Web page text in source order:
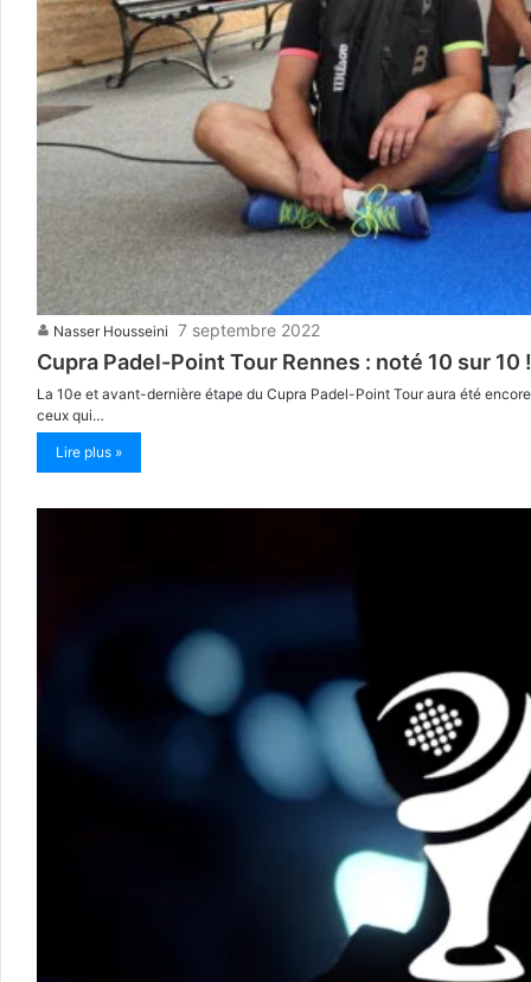
Nasser Housseini 7 septembre 2022
Cupra Padel-Point Tour Rennes : noté 10 sur 10 !
La 10e et avant-dernière étape du Cupra Padel-Point Tour aura été
ceux qui…
Lire plus »